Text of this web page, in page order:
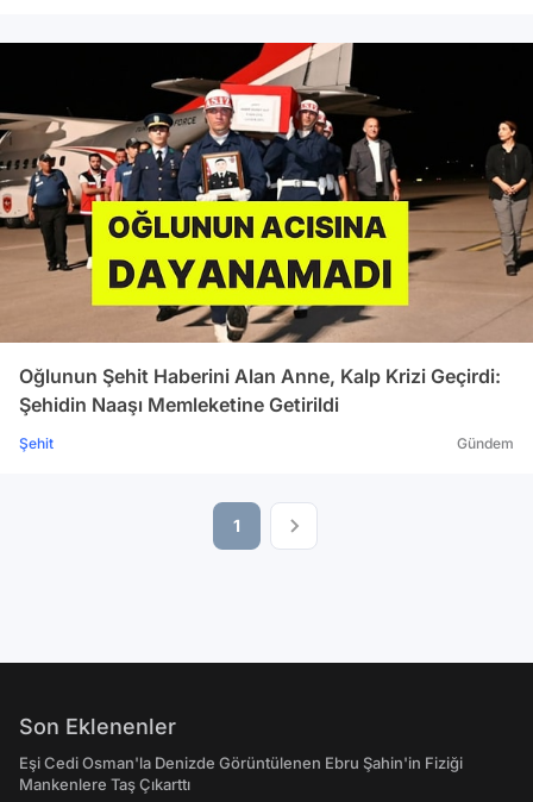
Oğlunun Şehit Haberini Alan Anne, Kalp Krizi Geçirdi:
Şehidin Naaşı Memleketine Getirildi
Şehit Gündem
1
Son Eklenenler
Eşi Cedi Osman'la Denizde Görüntülenen Ebru Şahin'in Fiziği
Mankenlere Taş Çıkarttı